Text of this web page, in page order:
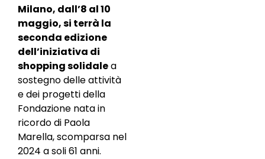
Milano, dall’8 al 10
maggio, si terrà la
seconda edizione
dell’iniziativa di
shopping solidalea
sostegno delle attività
e dei progetti della
Fondazione nata in
ricordo di Paola
Marella, scomparsa nel
2024 a soli 61 anni.